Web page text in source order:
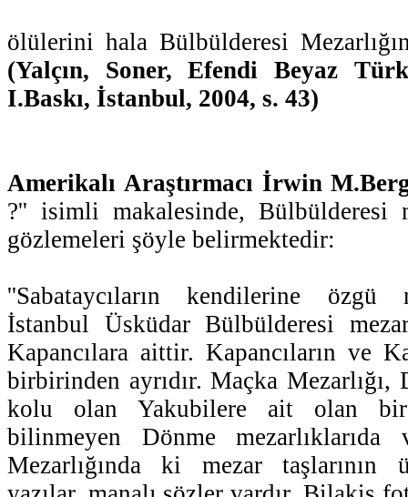
ölülerini hala Bülbülderesi
(Yalçın, Soner, Efendi Beyaz
I.Baskı, İstanbul, 2004, s. 43)
Amerikalı Araştırmacı İrwin
?'' isimli makalesinde, Bülbülderesi
gözlemeleri şöyle belirmektedir:
''Sabataycıların kendilerine özgü
İstanbul Üsküdar Bülbülderesi
Kapancılara aittir. Kapancıların ve
birbirinden ayrıdır. Maçka
kolu olan Yakubilere ait olan bir
bilinmeyen Dönme mezarlıklarıda
Mezarlığında ki mezar taşlarının